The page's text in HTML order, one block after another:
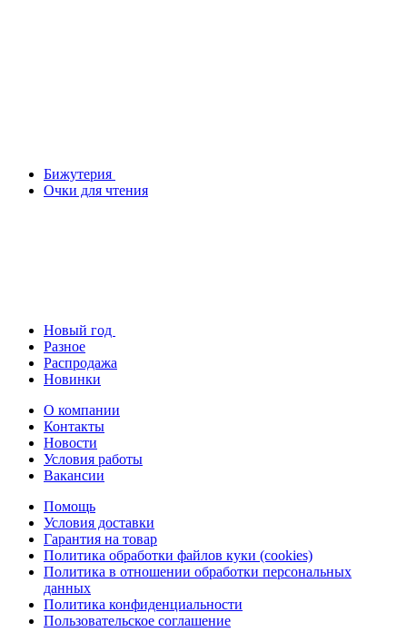
Бижутерия
Очки для чтения
Новый год
Разное
Распродажа
Новинки
О компании
Контакты
Новости
Условия работы
Вакансии
Помощь
Условия доставки
Гарантия на товар
Политика обработки файлов куки (cookies)
Политика в отношении обработки персональных
данных
Политика конфиденциальности
Пользовательское соглашение